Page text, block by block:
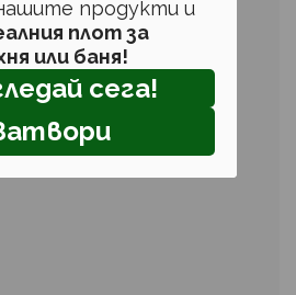
продукти и
плот за
или баня!
сега!